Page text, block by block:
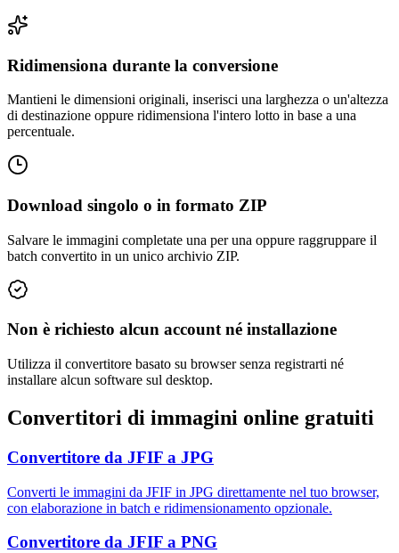
Ridimensiona durante la conversione
Mantieni le dimensioni originali, inserisci una larghezza o un'altezza
di destinazione oppure ridimensiona l'intero lotto in base a una
percentuale.
Download singolo o in formato ZIP
Salvare le immagini completate una per una oppure raggruppare il
batch convertito in un unico archivio ZIP.
Non è richiesto alcun account né installazione
Utilizza il convertitore basato su browser senza registrarti né
installare alcun software sul desktop.
Convertitori di immagini online gratuiti
Convertitore da JFIF a JPG
Converti le immagini da JFIF in JPG direttamente nel tuo browser,
con elaborazione in batch e ridimensionamento opzionale.
Convertitore da JFIF a PNG